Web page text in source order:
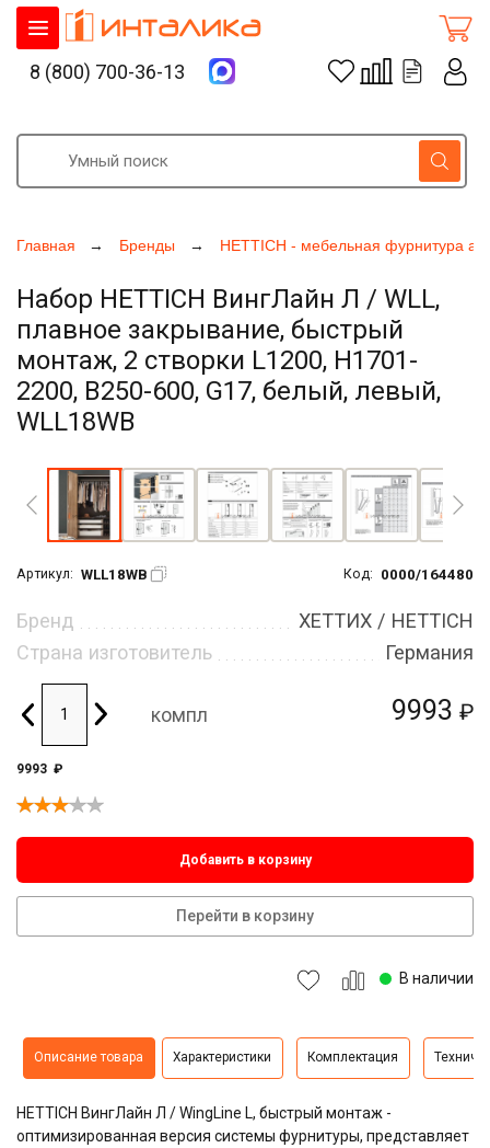
Главная Бренды HETTICH - мебельная фурнитура
Набор HETTICH ВингЛайн Л / WLL,
плавное закрывание, быстрый
монтаж, 2 створки L1200, H1701-
2200, B250-600, G17, белый, левый,
WLL18WB
Артикул: WLL18WB Код: 0000/164480
9993 ₽
Бренд
ХЕТТИХ / HETTICH
Страна изготовитель
Германия
компл
9993 ₽
Добавить в корзину
Перейти в корзину
В наличии
Описание товара Характеристики Комплектация
HETTICH ВингЛайн Л / WingLine L, быстрый монтаж -
оптимизированная версия системы фурнитуры, представляет
8 (800) 700-36-13